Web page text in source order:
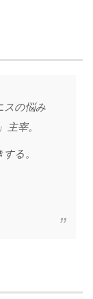
スの悩み
主宰。
る。